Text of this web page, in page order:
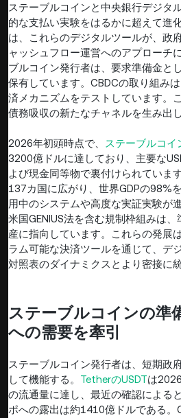
ステーブルコインと中央銀行デジタ
的な支払い実験をはるかに超えて進
は、これらのデジタルツールが、政
ャッシュフロー運営へのアプローチ
ブルコイン発行者は、要求準備金と
保有しています。CBDCの取り組み
済メカニズムをテストしています。
債務吸収の新たなチャネルを生み出し
2026年初頭時点で、 ステーブルコイ
3200億ドルに達しており、主要な
よび現金同等物で裏付けられていま
137カ国に広がり、世界GDPの98%
用中のシステムや高度な実証実験が
米国GENIUS法を含む規制枠組みは
産に指向しています。これらの発展
ラム可能な決済ツールを通じて、デ
対照表のダイナミクスとより密接に
ステーブルコインの準
への需要を牽引
ステーブルコイン発行者は、短期政
して機能する。 TetherのUSDTは
の流通量に達し、最近の確認による
ポへの露出は約1410億ドルである